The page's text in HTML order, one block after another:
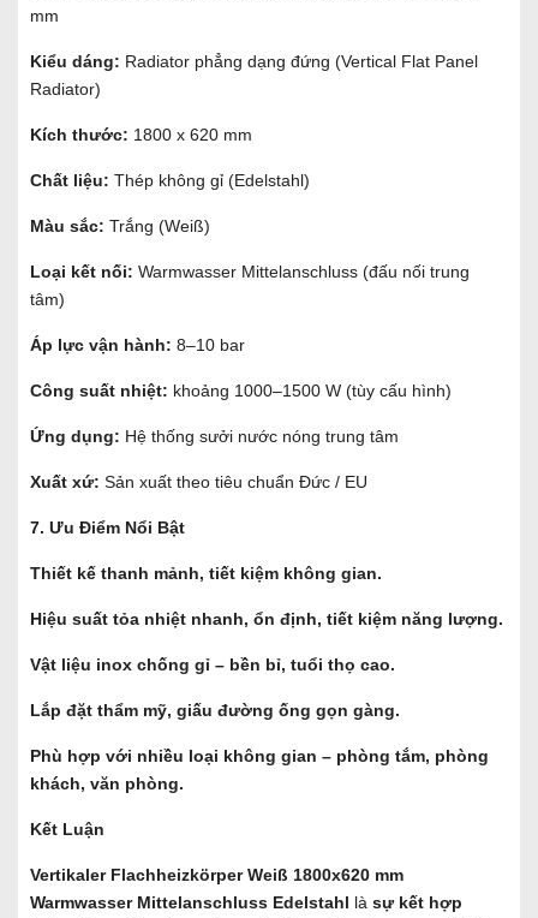
mm
Kiểu dáng: Radiator phẳng dạng đứng (Vertical Flat Panel
Radiator)
Kích thước: 1800 x 620 mm
Chất liệu: Thép không gỉ (Edelstahl)
Màu sắc: Trắng (Weiß)
Loại kết nối: Warmwasser Mittelanschluss (đấu nối trung
tâm)
Áp lực vận hành: 8–10 bar
Công suất nhiệt: khoảng 1000–1500 W (tùy cấu hình)
Ứng dụng: Hệ thống sưởi nước nóng trung tâm
Xuất xứ: Sản xuất theo tiêu chuẩn Đức / EU
7. Ưu Điểm Nổi Bật
Thiết kế thanh mảnh, tiết kiệm không gian.
Hiệu suất tỏa nhiệt nhanh, ổn định, tiết kiệm năng lượng.
Vật liệu inox chống gỉ – bền bỉ, tuổi thọ cao.
Lắp đặt thẩm mỹ, giấu đường ống gọn gàng.
Phù hợp với nhiều loại không gian – phòng tắm, phòng
khách, văn phòng.
Kết Luận
Vertikaler Flachheizkörper Weiß 1800x620 mm
Warmwasser Mittelanschluss Edelstahl là sự kết hợp